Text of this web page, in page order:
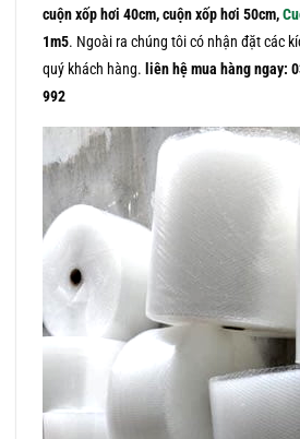
cuộn xốp hơi 40cm, cuộn xốp hơi 50cm,
1m5. Ngoài ra chúng tôi có nhận đặt các
quý khách hàng. liên hệ mua hàng ngay:
992